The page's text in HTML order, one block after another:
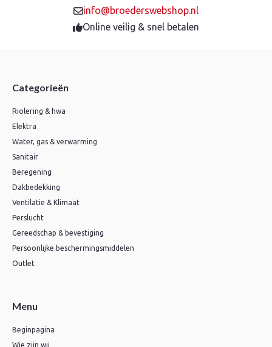
info@broederswebshop.nl
Online veilig & snel betalen
Categorieën
Riolering & hwa
Elektra
Water, gas & verwarming
Sanitair
Beregening
Dakbedekking
Ventilatie & Klimaat
Perslucht
Gereedschap & bevestiging
Persoonlijke beschermingsmiddelen
Outlet
Menu
Beginpagina
Wie zijn wij